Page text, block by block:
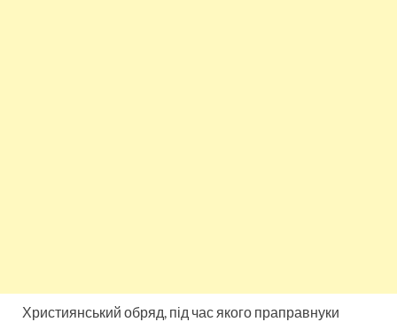
Християнський обряд, під час якого праправнуки